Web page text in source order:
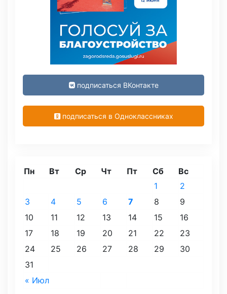
подписаться ВКонтакте
подписаться в Одноклассниках
Пн Вт Ср Чт Пт Сб Вс
« Июл
1
2
3
4 5 6 7 8
9
10
11 12 13 14 15
16
17
18 19 20 21 22
23
24
25 26 27 28 29
30
31